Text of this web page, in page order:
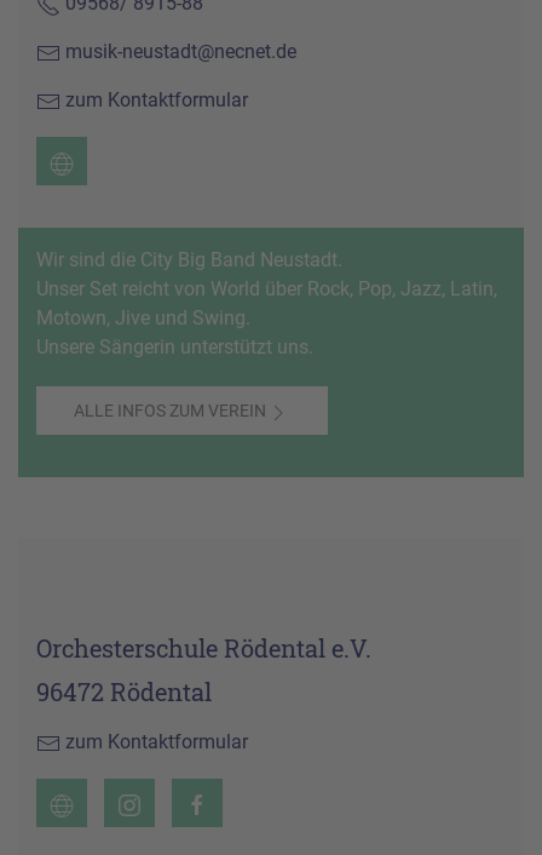
musik-neustadt@necnet.de
zum Kontaktformular
Wir sind die City Big Band Neustadt.
Unser Set reicht von World über Rock, Pop, Jazz, Latin,
Motown, Jive und Swing.
Unsere Sängerin unterstützt uns.
ALLE INFOS ZUM VEREIN
Orchesterschule Rödental e.V.
96472 Rödental
zum Kontaktformular